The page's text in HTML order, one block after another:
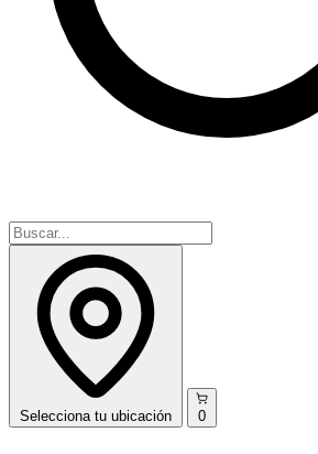
Selecciona tu ubicación 0